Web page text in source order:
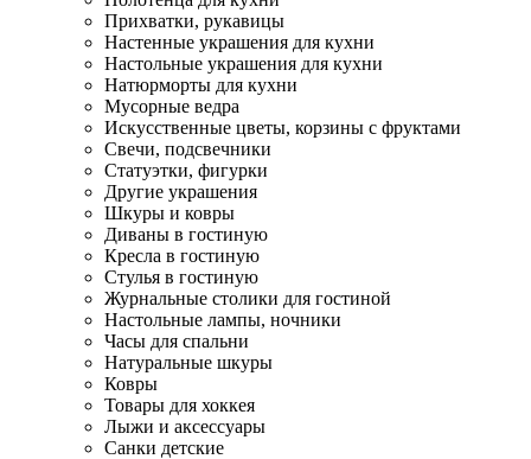
Прихватки, рукавицы
Настенные украшения для кухни
Настольные украшения для кухни
Натюрморты для кухни
Мусорные ведра
Искусственные цветы, корзины с фруктами
Свечи, подсвечники
Статуэтки, фигурки
Другие украшения
Шкуры и ковры
Диваны в гостиную
Кресла в гостиную
Стулья в гостиную
Журнальные столики для гостиной
Настольные лампы, ночники
Часы для спальни
Натуральные шкуры
Ковры
Товары для хоккея
Лыжи и аксессуары
Санки детские